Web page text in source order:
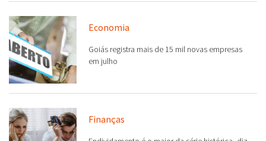
Economia
Goiás registra mais de 15 mil novas empresas
em julho
Finanças